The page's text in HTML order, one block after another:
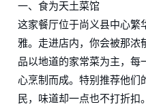
一、食为天土菜馆
这家餐厅位于尚义县中心繁
雅。走进店内，你会被那浓
品以地道的家常菜为主，每
心烹制而成。特别推荐他们
民，味道却一点也不打折扣